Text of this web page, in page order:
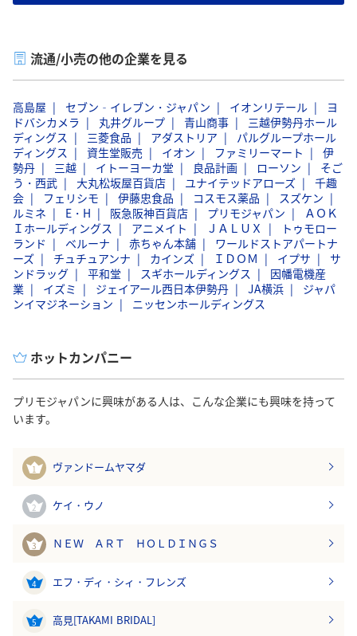
流通/小売の他の企業を見る
高島屋 セブン‐イレブン・ジャパン イオンリテール
ヨ
ドバシカメラ
丸井グループ 青山商事
三越伊勢丹ホール
ディングス
三菱食品 アダストリア
パルグループホール
ディングス
資生堂販売 イオン ファミリーマート
伊
勢丹
三越 イトーヨーカ堂 良品計画 ローソン
そご
う・西武
大丸松坂屋百貨店 ユナイテッドアローズ
千趣
会
フェリシモ 伊藤忠食品 コスモス薬品
スズケン
ルミネ
E・H 阪急阪神百貨店 プリモジャパン
ＡＯＫ
Ｉホールディングス
アニメイト ＪＡＬＵＸ
トゥモロー
ランド
ベルーナ 赤ちゃん本舗
ワールドストアパートナ
ーズ
チュチュアンナ カインズ ＩＤＯＭ イプサ
サ
ンドラッグ
平和堂 スギホールディングス
因幡電機産
業
イズミ ジェイアール西日本伊勢丹 JA横浜
ジャパ
ンイマジネーション
ニッセンホールディングス
ホットカンパニー
プリモジャパンに興味がある人は、こんな企業にも興味を持って
います。
1 ヴァンドームヤマダ
2 ケイ・ウノ
3 ＮＥＷ ＡＲＴ ＨＯＬＤＩＮＧＳ
4 エフ・ディ・シィ・フレンズ
5 高見[TAKAMI BRIDAL]